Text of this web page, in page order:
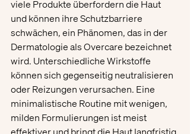
viele Produkte überfordern die Haut
und können ihre Schutzbarriere
schwächen, ein Phänomen, das in der
Dermatologie als Overcare bezeichnet
wird. Unterschiedliche Wirkstoffe
können sich gegenseitig neutralisieren
oder Reizungen verursachen. Eine
minimalistische Routine mit wenigen,
milden Formulierungen ist meist